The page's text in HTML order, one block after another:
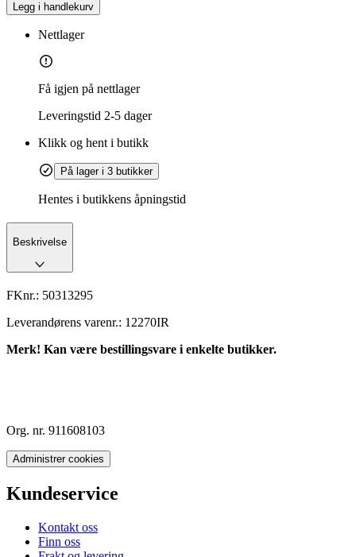
Legg i handlekurv
Nettlager
Få igjen på nettlager
Leveringstid 2-5 dager
Klikk og hent i butikk
På lager i 3 butikker
Hentes i butikkens åpningstid
Beskrivelse
FKnr.: 50313295
Leverandørens varenr.: 12270IR
Merk! Kan være bestillingsvare i enkelte butikker.
Org. nr. 911608103
Administrer cookies
Kundeservice
Kontakt oss
Finn oss